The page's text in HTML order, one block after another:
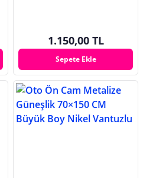
1.150,00 TL
Sepete Ekle